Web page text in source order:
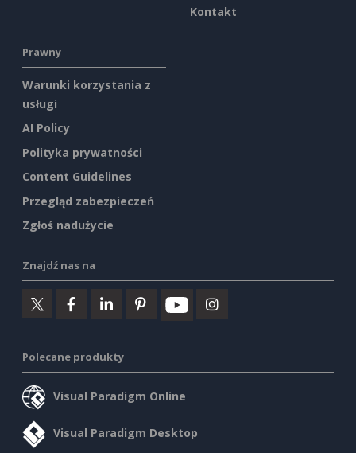
Kontakt
Prawny
Warunki korzystania z
usługi
AI Policy
Polityka prywatności
Content Guidelines
Przegląd zabezpieczeń
Zgłoś nadużycie
Znajdź nas na
Polecane produkty
Visual Paradigm Online
Visual Paradigm Desktop